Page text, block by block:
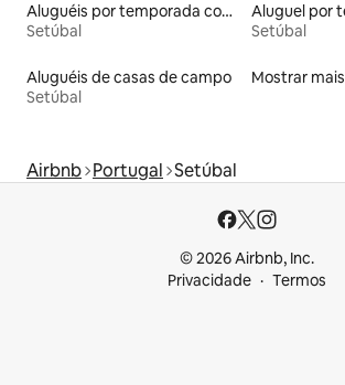
Aluguéis por temporada com cama de altura acessível
Setúbal
Setúbal
Aluguéis de casas de campo
Setúbal
Mostrar mais
Airbnb Portugal Setúbal
© 2026 Airbnb, Inc.
Privacidade
Termos